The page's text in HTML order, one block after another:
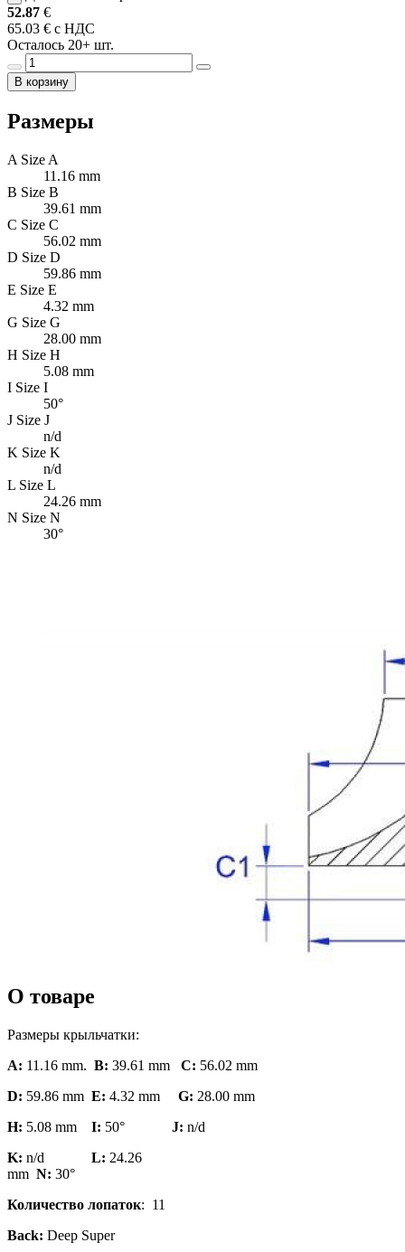
52.87 €
65.03 € с НДС
Осталось 20+ шт.
В корзину
Размеры
A Size A
11.16 mm
B Size B
39.61 mm
C Size C
56.02 mm
D Size D
59.86 mm
E Size E
4.32 mm
G Size G
28.00 mm
H Size H
5.08 mm
I Size I
50°
J Size J
n/d
K Size K
n/d
L Size L
24.26 mm
N Size N
30°
О товаре
Размеры крыльчатки:
A: 11.16 mm. B: 39.61 mm C: 56.02 mm
D: 59.86 mm E: 4.32 mm G: 28.00 mm
H: 5.08 mm I: 50° J: n/d
K: n/d L: 24.26
mm N:
Количество лопаток: 11
Back: Deep Super